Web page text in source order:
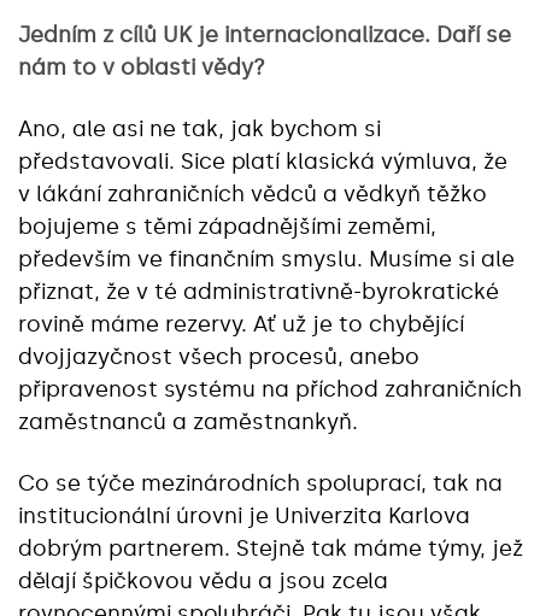
Jedním z cílů UK je internacionalizace. Daří se
nám to v oblasti vědy?
Ano, ale asi ne tak, jak bychom si
představovali. Sice platí klasická výmluva, že
v lákání zahraničních vědců a vědkyň těžko
bojujeme s těmi západnějšími zeměmi,
především ve finančním smyslu. Musíme si ale
přiznat, že v té administrativně-byrokratické
rovině máme rezervy. Ať už je to chybějící
dvojjazyčnost všech procesů, anebo
připravenost systému na příchod zahraničních
zaměstnanců a zaměstnankyň.
Co se týče mezinárodních spoluprací, tak na
institucionální úrovni je Univerzita Karlova
dobrým partnerem. Stejně tak máme týmy, jež
dělají špičkovou vědu a jsou zcela